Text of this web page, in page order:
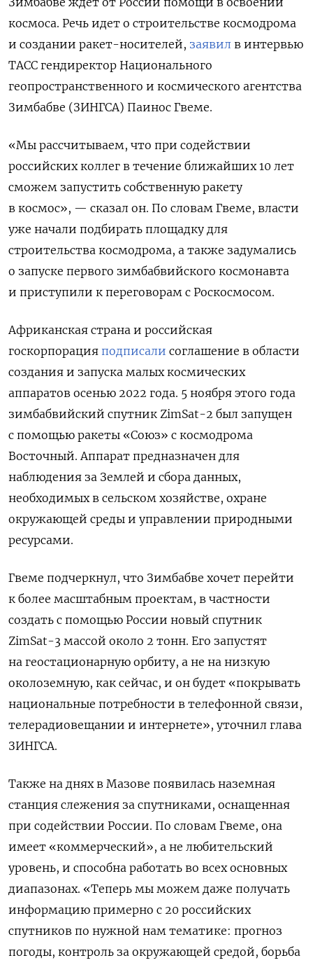
космоса. Речь идет о строительстве космодрома
и создании ракет-носителей, заявил в интервью
ТАСС гендиректор Национального
геопространственного и космического агентства
Зимбабве (ЗИНГСА) Паинос Гвеме.
«Мы рассчитываем, что при содействии
российских коллег в течение ближайших 10 лет
сможем запустить собственную ракету
в космос», — сказал он. По словам Гвеме, власти
уже начали подбирать площадку для
строительства космодрома, а также задумались
о запуске первого зимбабвийского космонавта
и приступили к переговорам с Роскосмосом.
Африканская страна и российская
госкорпорация подписали соглашение в области
создания и запуска малых космических
аппаратов осенью 2022 года. 5 ноября этого года
зимбабвийский спутник ZimSat-2 был запущен
с помощью ракеты «Союз» с космодрома
Восточный. Аппарат предназначен для
наблюдения за Землей и сбора данных,
необходимых в сельском хозяйстве, охране
окружающей среды и управлении природными
ресурсами.
Гвеме подчеркнул, что Зимбабве хочет перейти
к более масштабным проектам, в частности
создать с помощью России новый спутник
ZimSat-3 массой около 2 тонн. Его запустят
на геостационарную орбиту, а не на низкую
околоземную, как сейчас, и он будет «покрывать
национальные потребности в телефонной связи,
телерадиовещании и интернете», уточнил глава
ЗИНГСА.
Также на днях в Мазове появилась наземная
станция слежения за спутниками, оснащенная
при содействии России. По словам Гвеме, она
имеет «коммерческий», а не любительский
уровень, и способна работать во всех основных
диапазонах. «Теперь мы можем даже получать
информацию примерно с 20 российских
спутников по нужной нам тематике: прогноз
погоды, контроль за окружающей средой, борьба